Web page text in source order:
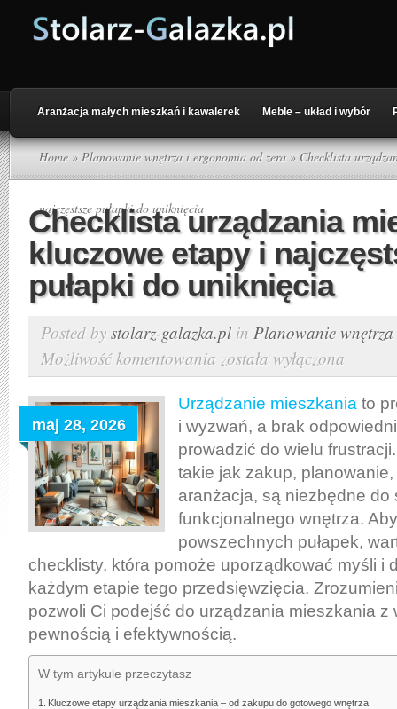
Aranżacja małych mieszkań i kawalerek Meble – układ i wybór
Home » Planowanie wnętrza i ergonomia od zera » Checklista
najczęstsze pułapki do uniknięcia
Checklista urządzania
kluczowe etapy i
pułapki do uniknięcia
Posted by stolarz-galazka.plin Planowanie
Możliwość komentowania Checklista
urządzania
mieszkania:
kluczowe
etapy
najczęstsze
pułapki
do
uniknięcia
została wyłączona
maj 28, 2026
Urządzanie mieszkania to
i wyzwań, a brak
prowadzić do wielu
takie jak zakup, planowanie,
aranżacja, są niezbędne do
funkcjonalnego wnętrza.
powszechnych pułapek,
checklisty, która pomoże uporządkować myśli i
każdym etapie tego przedsięwzięcia.
pozwoli Ci podejść do urządzania mieszkania z
pewnością i efektywnością.
W tym artykule przeczytasz
Kluczowe etapy urządzania mieszkania – od zakupu do gotowego wnętrza